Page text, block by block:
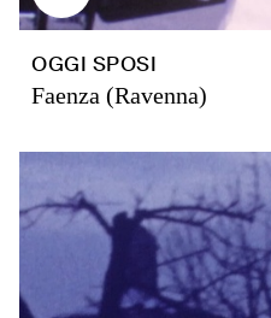
OGGI SPOSI
Faenza (Ravenna)